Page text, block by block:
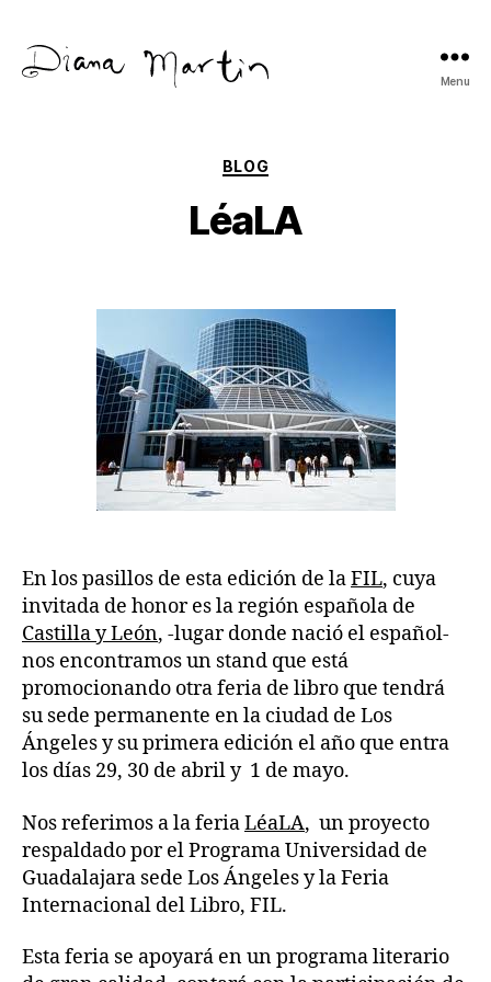
Menu
Categories
BLOG
LéaLA
En los pasillos de esta edición de laFIL, cuya
invitada de honor es la región española de
Castilla y León, -lugar donde nació el español-
nos encontramos un stand que está
promocionando otra feria de libro que tendrá
su sede permanente en la ciudad de Los
Ángeles y su primera edición el año que entra
los días 29, 30 de abril y 1 de mayo.
Nos referimos a la feriaLéaLA, un proyecto
respaldado por el Programa Universidad de
Guadalajara sede Los Ángeles y la Feria
Internacional del Libro, FIL.
Esta feria se apoyará en un programa literario